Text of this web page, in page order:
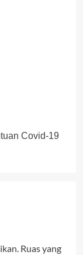
Covid-19
Ruas yang